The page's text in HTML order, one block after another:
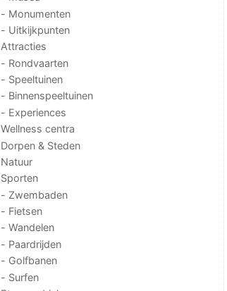
- Monumenten
- Uitkijkpunten
Attracties
- Rondvaarten
- Speeltuinen
- Binnenspeeltuinen
- Experiences
Wellness centra
Dorpen & Steden
Natuur
Sporten
- Zwembaden
- Fietsen
- Wandelen
- Paardrijden
- Golfbanen
- Surfen